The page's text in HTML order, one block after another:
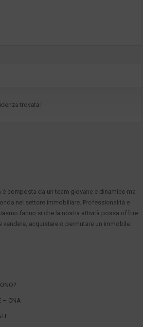
trovata!
è composta da un team giovane e dinamico ma
nel settore immobiliare. Professionalità e
fanno si che la nostra attività possa offrire
acquistare o permutare un immobile.
– CNA